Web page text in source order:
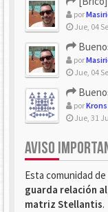
por
Jue, 04
por
Jue, 04
por
Jue, 31
AVISO
Esta comunidad
guarda relación
matriz Stellantis.